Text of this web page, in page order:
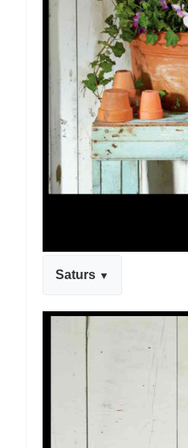
Saturs